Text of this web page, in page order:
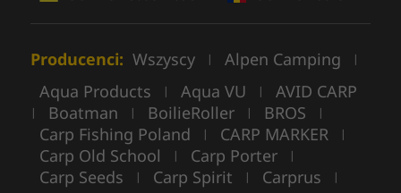
Producenci: Wszyscy | Alpen Camping |
Aqua Products | Aqua VU | AVID CARP
| Boatman | BoilieRoller | BROS |
Carp Fishing Poland | CARP MARKER |
Carp Old School | Carp Porter |
Carp Seeds | Carp Spirit | Carprus |